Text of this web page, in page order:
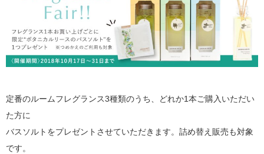
定番のルームフレグランス3種類のうち、どれか1本ご購入いただい
た方に
バスソルトをプレゼントさせていただきます。詰め替え販売も対象
です。